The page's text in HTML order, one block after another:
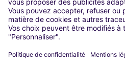
Rome
Turin
Vienne
Berlin
Düsseldorf